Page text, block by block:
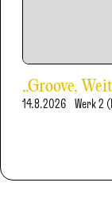
„Groove,
14.8.2026 Werk 2